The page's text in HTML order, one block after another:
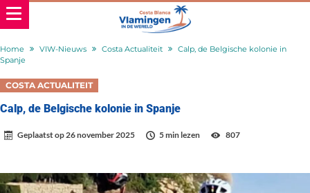
Home VIW-Nieuws Costa Actualiteit
Calp, de Belgische kolonie in
Spanje
COSTA ACTUALITEIT
Calp, de Belgische kolonie in Spanje
Geplaatst op26 november 2025 5 min lezen 807